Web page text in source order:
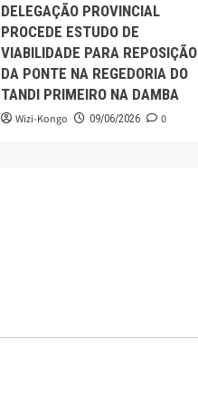
DELEGAÇÃO PROVINCIAL
PROCEDE ESTUDO DE
VIABILIDADE PARA REPOSIÇÃO
DA PONTE NA REGEDORIA DO
TANDI PRIMEIRO NA DAMBA
Wizi-Kongo 09/06/2026 0